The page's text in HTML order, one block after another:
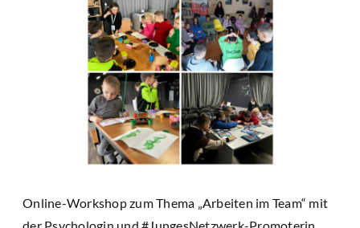
Online-Workshop zum Thema „Arbeiten im Team“ mit